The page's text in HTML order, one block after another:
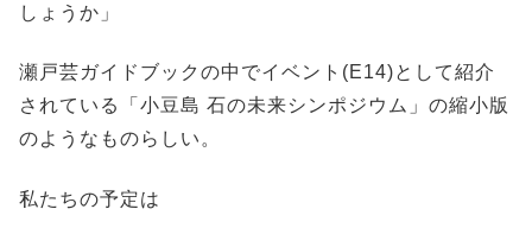
しょうか」
瀬戸芸ガイドブックの中でイベント(E14)として紹介
されている「小豆島 石の未来シンポジウム」の縮小版
のようなものらしい。
私たちの予定は